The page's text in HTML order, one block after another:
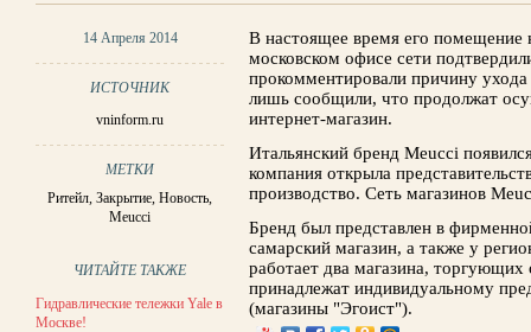
14 Апреля 2014
ИСТОЧНИК
vninform.ru
МЕТКИ
Ритейл,Закрытие,Новость,
Meucci
ЧИТАЙТЕ ТАКЖЕ
Гидравлические тележки Yale в
Москве!
В настоящее время его помещение
московском офисе сети
прокомментировали причину
лишь сообщили, что продолжат
интернет-магазин.
Итальянский бренд Meucci
компания открыла
производство. Сеть магазинов
Бренд был представлен в
самарский магазин, а также у
работает два магазина,
принадлежат индивидуальному
(магазины "Эгоист").